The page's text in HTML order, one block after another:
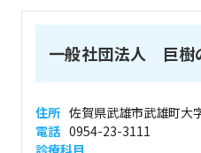
一般社団法人 巨
住所 佐賀県武雄市武雄町大
電話 0954-23-3111
診療科目